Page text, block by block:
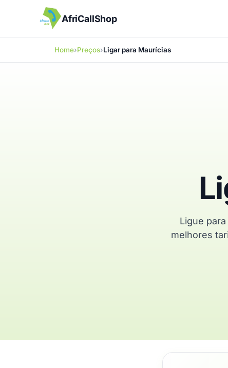
AfriCallShop
Home Preços Ligar para Maurícias
Ligue
melhores